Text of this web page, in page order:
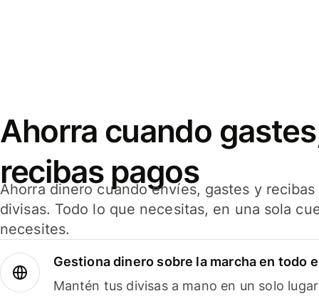
Ahorra cuando
recibas pagos
Ahorra dinero cuando envíes, gastes y
divisas. Todo lo que necesitas, en una sola
necesites.
Gestiona dinero sobre la marcha en todo
Mantén tus divisas a mano en un solo